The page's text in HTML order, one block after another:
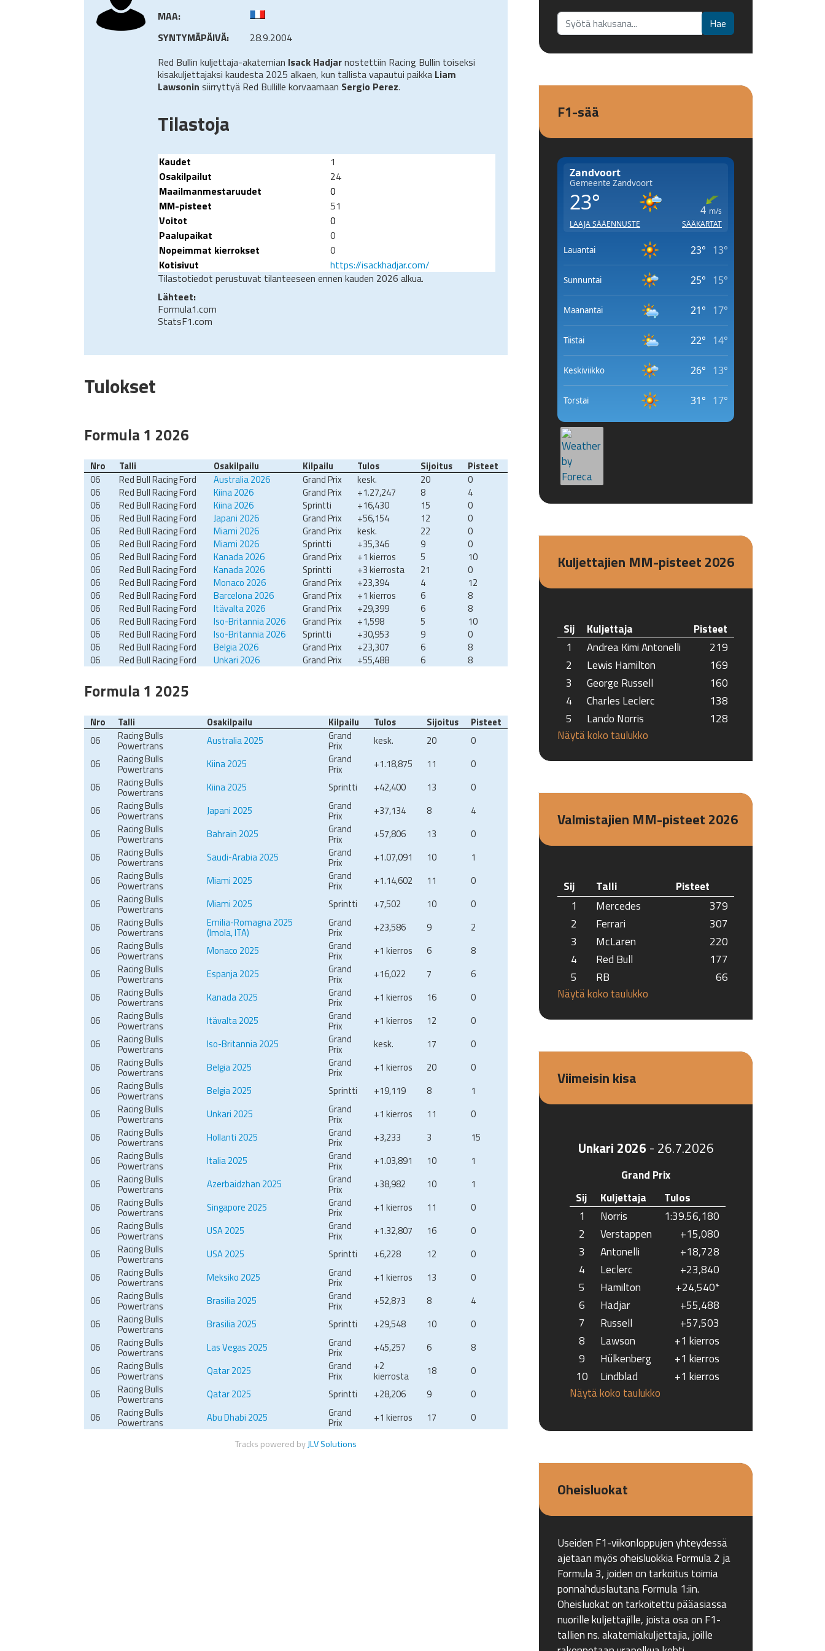
MAA:
SYNTYMÄPÄIVÄ:
28.9.2004
Red Bullin kuljettaja-akatemian Isack Hadjarnostettiin Racing Bullin toiseksi
kisakuljettajaksi kaudesta 2025 alkaen, kun tallista vapautui paikka Liam
Lawsonin siirryttyä Red Bullille korvaamaan Sergio Perez.
Tilastoja
Kaudet
1
Osakilpailut
24
Maailmanmestaruudet
0
MM-pisteet
51
Voitot
0
Paalupaikat
0
Nopeimmat kierrokset
0
Kotisivut
https://isackhadjar.com/
Tilastotiedot perustuvat tilanteeseen ennen kauden 2026 alkua.
Lähteet:
Formula1.com
StatsF1.com
Tulokset
Formula 1 2026
Nro Talli Osakilpailu Kilpailu Tulos Sijoitus
Pisteet
06
Red Bull Racing Ford Australia 2026 Grand Prix kesk. 20
0
06
Red Bull Racing Ford Kiina 2026 Grand Prix +1.27,247 8
4
06
Red Bull Racing Ford Kiina 2026 Sprintti +16,430 15
0
06
Red Bull Racing Ford Japani 2026 Grand Prix +56,154 12
0
06
Red Bull Racing Ford Miami 2026 Grand Prix kesk. 22
0
06
Red Bull Racing Ford Miami 2026 Sprintti +35,346 9
0
06
Red Bull Racing Ford Kanada 2026 Grand Prix +1 kierros 5
10
06
Red Bull Racing Ford Kanada 2026 Sprintti +3 kierrosta 21
0
06
Red Bull Racing Ford Monaco 2026 Grand Prix +23,394 4
12
06
Red Bull Racing Ford Barcelona 2026 Grand Prix +1 kierros 6
8
06
Red Bull Racing Ford Itävalta 2026 Grand Prix +29,399 6
8
06
Red Bull Racing Ford Iso-Britannia 2026 Grand Prix +1,598 5
10
06
Red Bull Racing Ford Iso-Britannia 2026 Sprintti +30,953 9
0
06
Red Bull Racing Ford Belgia 2026 Grand Prix +23,307 6
8
06
Red Bull Racing Ford Unkari 2026 Grand Prix +55,488 6 8
Formula 1 2025
Nro Talli Osakilpailu Kilpailu Tulos Sijoitus
Pisteet
06
Racing Bulls
Powertrans Australia 2025 Grand
Prix kesk. 20
0
06
Racing Bulls
Powertrans Kiina 2025 Grand
Prix +1.18,875 11
0
06
Racing Bulls
Powertrans Kiina 2025 Sprintti +42,400 13
0
06
Racing Bulls
Powertrans Japani 2025 Grand
Prix +37,134 8
4
06
Racing Bulls
Powertrans Bahrain 2025 Grand
Prix +57,806 13
0
06
Racing Bulls
Powertrans Saudi-Arabia 2025 Grand
Prix +1.07,091 10
1
06
Racing Bulls
Powertrans Miami 2025 Grand
Prix +1.14,602 11
0
06
Racing Bulls
Powertrans Miami 2025 Sprintti +7,502 10
0
06
Racing Bulls
Powertrans
Emilia-Romagna 2025
(Imola, ITA)
Grand
Prix +23,586 9
2
06
Racing Bulls
Powertrans Monaco 2025 Grand
Prix +1 kierros 6
8
06
Racing Bulls
Powertrans Espanja 2025 Grand
Prix +16,022 7
6
06
Racing Bulls
Powertrans Kanada 2025 Grand
Prix +1 kierros 16
0
06
Racing Bulls
Powertrans Itävalta 2025 Grand
Prix +1 kierros 12
0
06
Racing Bulls
Powertrans Iso-Britannia 2025 Grand
Prix kesk. 17
0
06
Racing Bulls
Powertrans Belgia 2025 Grand
Prix +1 kierros 20
0
06
Racing Bulls
Powertrans Belgia 2025 Sprintti +19,119 8
1
06
Racing Bulls
Powertrans Unkari 2025 Grand
Prix +1 kierros 11
0
06
Racing Bulls
Powertrans Hollanti 2025 Grand
Prix +3,233 3
15
06
Racing Bulls
Powertrans Italia 2025 Grand
Prix +1.03,891 10
1
06
Racing Bulls
Powertrans Azerbaidzhan 2025 Grand
Prix +38,982 10
1
06
Racing Bulls
Powertrans Singapore 2025 Grand
Prix +1 kierros 11
0
06
Racing Bulls
Powertrans USA 2025 Grand
Prix +1.32,807 16
0
06
Racing Bulls
Powertrans USA 2025 Sprintti +6,228 12
0
06
Racing Bulls
Powertrans Meksiko 2025 Grand
Prix +1 kierros 13
0
06
Racing Bulls
Powertrans Brasilia 2025 Grand
Prix +52,873 8
4
06
Racing Bulls
Powertrans Brasilia 2025 Sprintti +29,548 10
0
06
Racing Bulls
Powertrans Las Vegas 2025 Grand
Prix +45,257 6
8
06
Racing Bulls
Powertrans Qatar 2025 Grand
Prix
+2
kierrosta 18
0
06
Racing Bulls
Powertrans Qatar 2025 Sprintti +28,206 9
0
06
Racing Bulls
Powertrans Abu Dhabi 2025 Grand
Prix +1 kierros 17 0
Tracks powered byJLV Solutions
Etsi... Hae
F1-sää
Kuljettajien MM-pisteet 2026
Sij Kuljettaja
Pisteet
1
Andrea Kimi Antonelli
219
2
Lewis Hamilton
169
3
George Russell
160
4
Charles Leclerc
138
5
Lando Norris
128
Näytä koko taulukko
Valmistajien MM-pisteet 2026
Sij Talli
Pisteet
1
Mercedes
379
2
Ferrari
307
3
McLaren
220
4
Red Bull
177
5
RB
66
Näytä koko taulukko
Viimeisin kisa
Unkari 2026 - 26.7.2026
Grand Prix
Sij
Kuljettaja
Tulos
1
Norris
1:39.56,180
2
Verstappen
+15,080
3
Antonelli
+18,728
4
Leclerc
+23,840
5
Hamilton
+24,540*
6
Hadjar
+55,488
7
Russell
+57,503
8
Lawson
+1 kierros
9
Hülkenberg
+1 kierros
10
Lindblad
+1 kierros
Näytä koko taulukko
Oheisluokat
Useiden F1-viikonloppujen yhteydessä
ajetaan myös oheisluokkia Formula 2 ja
Formula 3, joiden on tarkoitus toimia
ponnahduslautana Formula 1:iin.
Oheisluokat on tarkoitettu pääasiassa
nuorille kuljettajille, joista osa on F1-
tallien ns. akatemiakuljettajia, joille